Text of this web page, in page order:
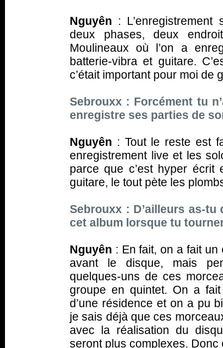
Nguyên :
deux phases, deux
Moulineaux où l’on a
batterie-vibra et guitare.
c’était important pour moi de
Sebrouxx : Forcément tu
enregistre ses parties de
Nguyên : Tout le reste est
enregistrement live et les
parce que c’est hyper
guitare, le tout pète les
Sebrouxx : D’ailleurs as-
cet album lorsque tu
Nguyên : En fait, on a fait
avant le disque, mais
quelques-uns de ces
groupe en quintet. On a
d’une résidence et on a pu
je sais déjà que ces
avec la réalisation du
seront plus complexes. Donc